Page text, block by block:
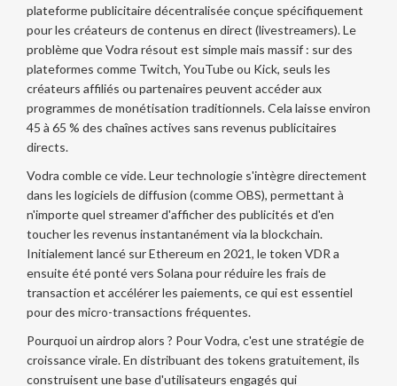
plateforme publicitaire décentralisée conçue spécifiquement
pour les créateurs de contenus en direct (livestreamers).Le
problème que Vodra résout est simple mais massif : sur des
plateformes comme Twitch, YouTube ou Kick, seuls les
créateurs affiliés ou partenaires peuvent accéder aux
programmes de monétisation traditionnels. Cela laisse environ
45 à 65 % des chaînes actives sans revenus publicitaires
directs.
Vodra comble ce vide. Leur technologie s'intègre directement
dans les logiciels de diffusion (comme OBS), permettant à
n'importe quel streamer d'afficher des publicités et d'en
toucher les revenus instantanément via la blockchain.
Initialement lancé sur Ethereum en 2021, le token VDR a
ensuite été ponté vers Solana pour réduire les frais de
transaction et accélérer les paiements, ce qui est essentiel
pour des micro-transactions fréquentes.
Pourquoi un airdrop alors ? Pour Vodra, c'est une stratégie de
croissance virale. En distribuant des tokens gratuitement, ils
construisent une base d'utilisateurs engagés qui